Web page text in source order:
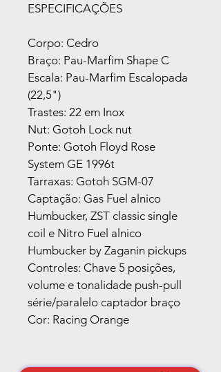
ESPECIFICAÇÕES
Corpo: Cedro
Braço: Pau-Marfim Shape C
Escala: Pau-Marfim Escalopada
(22,5")
Trastes: 22 em Inox
Nut: Gotoh Lock nut
Ponte: Gotoh Floyd Rose
System GE 1996t
Tarraxas: Gotoh SGM-07
Captação: Gas Fuel alnico
Humbucker, ZST classic single
coil e Nitro Fuel alnico
Humbucker by Zaganin pickups
Controles: Chave 5 posições,
volume e tonalidade push-pull
série/paralelo captador braço
Cor: Racing Orange